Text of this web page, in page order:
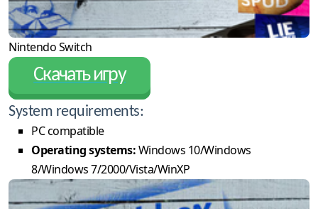
Nintendo Switch
Скачать игру
System requirements:
PC compatible
Operating systems:Windows 10/Windows
8/Windows 7/2000/Vista/WinXP